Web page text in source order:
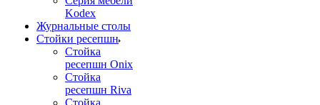
Kodex
Журнальные столы
Стойки ресепшн
Стойка
ресепшн Onix
Стойка
ресепшн Riva
Стойка